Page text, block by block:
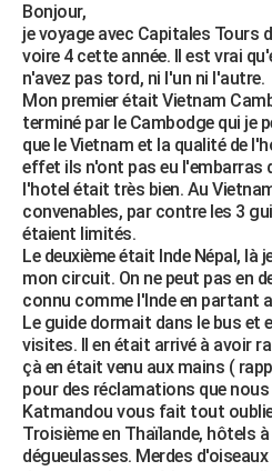
Bonjour,
je voyage avec Capitales Tours
voire 4 cette année. Il est vrai
n'avez pas tord, ni l'un ni l'autre.
Mon premier était Vietnam
terminé par le Cambodge qui je
que le Vietnam et la qualité de
effet ils n'ont pas eu l'embarras
l'hotel était très bien. Au
convenables, par contre les 3
étaient limités.
Le deuxième était Inde Népal, là
mon circuit. On ne peut pas en
connu comme l'Inde en partant
Le guide dormait dans le bus et
visites. Il en était arrivé à avoir
çà en était venu aux mains (
pour des réclamations que
Katmandou vous fait tout
Troisième en Thaïlande, hôtels
dégueulasses. Merdes